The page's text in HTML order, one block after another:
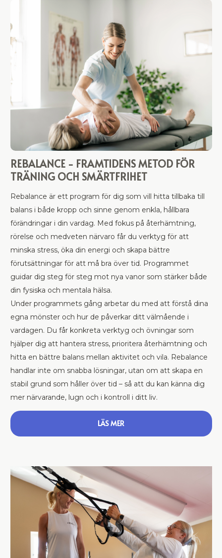
REBALANCE - FRAMTIDENS METOD FÖR
TRÄNING OCH SMÄRTFRIHET
Rebalance är ett program för dig som vill hitta tillbaka till
balans i både kropp och sinne genom enkla, hållbara
förändringar i din vardag. Med fokus på återhämtning,
rörelse och medveten närvaro får du verktyg för att
minska stress, öka din energi och skapa bättre
förutsättningar för att må bra över tid. Programmet
guidar dig steg för steg mot nya vanor som stärker både
din fysiska och mentala hälsa.
Under programmets gång arbetar du med att förstå dina
egna mönster och hur de påverkar ditt välmående i
vardagen. Du får konkreta verktyg och övningar som
hjälper dig att hantera stress, prioritera återhämtning och
hitta en bättre balans mellan aktivitet och vila. Rebalance
handlar inte om snabba lösningar, utan om att skapa en
stabil grund som håller över tid – så att du kan känna dig
mer närvarande, lugn och i kontroll i ditt liv.
LÄS MER